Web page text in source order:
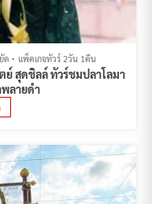
ด แพ็คเกจทัวร์ 2วัน 1คืน
ย์ สุดชิลล์ ทัวร์ชมปลาโลมา
พลายดำ